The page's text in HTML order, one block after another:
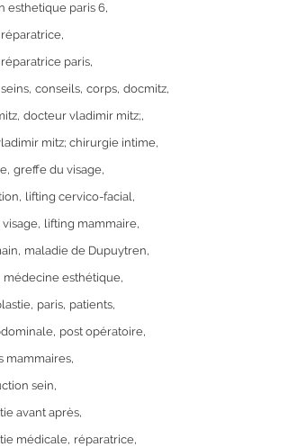
esthetique paris 6
paris
conseils corps docmitz
docteur vladimir mitz;
mitz; chirurgie intime
greffe du visage
lifting cervico-facial
lifting mammaire
maladie de Dupuytren
médecine esthétique
paris patients
post opératoire
mammaires
sein
avant après
médicale réparatrice